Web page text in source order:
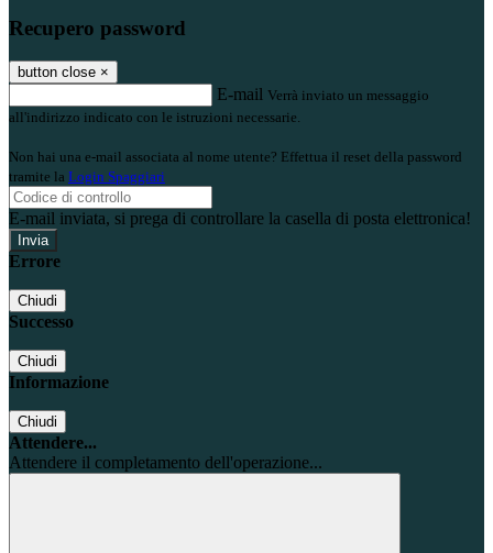
Recupero password
button close ×
E-mail Verrà inviato un messaggio
all'indirizzo indicato con le istruzioni necessarie.
Non hai una e-mail associata al nome utente? Effettua il reset della password
tramite la Login Spaggiari
E-mail inviata, si prega di controllare la casella di posta elettronica!
Errore
Chiudi
Successo
Chiudi
Informazione
Chiudi
Attendere...
Attendere il completamento dell'operazione...